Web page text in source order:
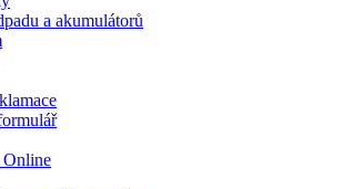
a akumulátorů
Online